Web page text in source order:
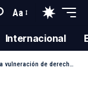
Aa
Internacional
durante su proceso judicial